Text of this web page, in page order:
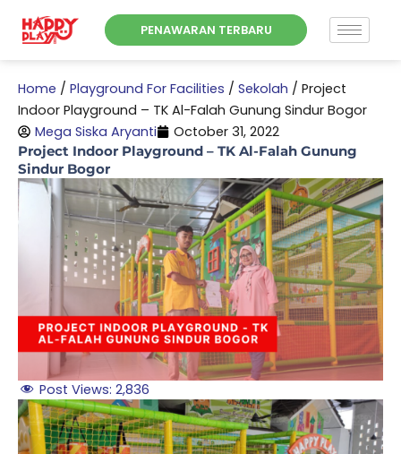
PENAWARAN TERBARU
Home / Playground For Facilities / Sekolah / Project
Indoor Playground – TK Al-Falah Gunung Sindur Bogor
Mega Siska Aryanti
October 31, 2022
Project Indoor Playground – TK Al-Falah Gunung
Sindur Bogor
Post Views: 2,836